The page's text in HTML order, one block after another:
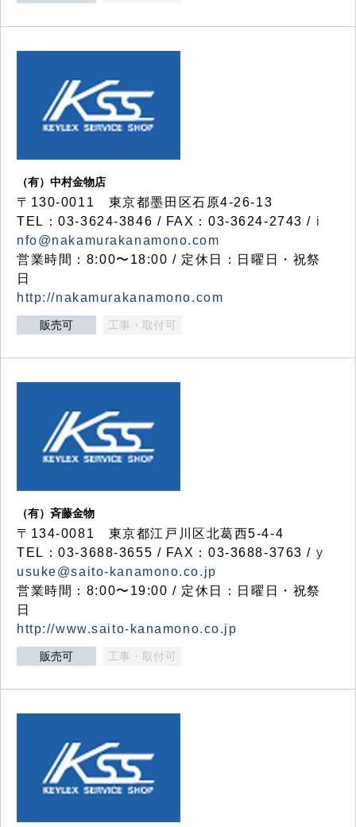
（有）中村金物店
〒130-0011 東京都墨田区石原4-26-13
TEL：03-3624-3846 / FAX：03-3624-2743 / i
nfo@nakamurakanamono.com
営業時間：8:00〜18:00 / 定休日：日曜日・祝祭
日
http://nakamurakanamono.com
販売可 工事・取付可
（有）斉藤金物
〒134-0081 東京都江戸川区北葛西5-4-4
TEL：03-3688-3655 / FAX：03-3688-3763 / y
usuke@saito-kanamono.co.jp
営業時間：8:00〜19:00 / 定休日：日曜日・祝祭
日
http://www.saito-kanamono.co.jp
販売可 工事・取付可